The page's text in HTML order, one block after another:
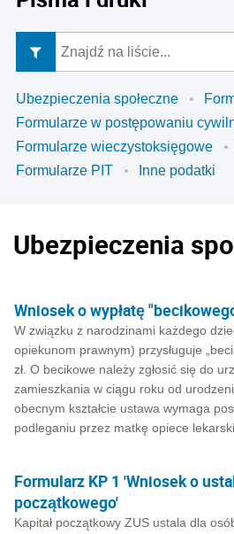
Ubezpieczenia społeczne
Formularze w postępowaniu
Formularze wieczystoksięgowe
Formularze PIT
Inne podatki
Ubezpieczenia
Wniosek o wypłatę
W związku z narodzinami każdego
opiekunom prawnym) przysługuje
zł. O becikowe należy zgłosić się do
zamieszkania w ciągu roku od
obecnym kształcie ustawa wymaga
podleganiu przez matkę opiece
Formularz KP 1 'Wniosek o
początkowego'
Kapitał początkowy ZUS ustala dla